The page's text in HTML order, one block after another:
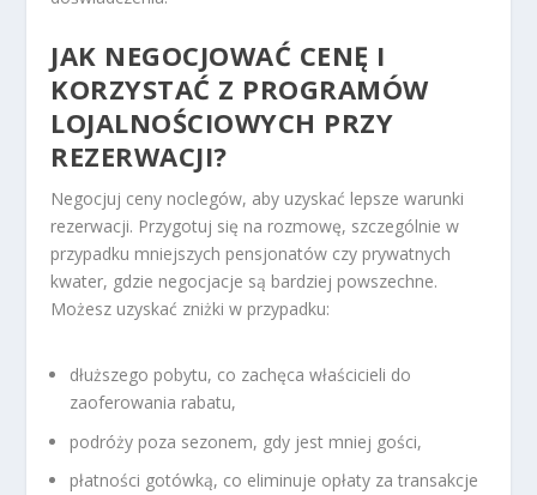
JAK NEGOCJOWAĆ CENĘ I
KORZYSTAĆ Z PROGRAMÓW
LOJALNOŚCIOWYCH PRZY
REZERWACJI?
Negocjuj ceny noclegów, aby uzyskać lepsze warunki
rezerwacji. Przygotuj się na rozmowę, szczególnie w
przypadku mniejszych pensjonatów czy prywatnych
kwater, gdzie negocjacje są bardziej powszechne.
Możesz uzyskać zniżki w przypadku:
dłuższego pobytu, co zachęca właścicieli do
zaoferowania rabatu,
podróży poza sezonem, gdy jest mniej gości,
płatności gotówką, co eliminuje opłaty za transakcje